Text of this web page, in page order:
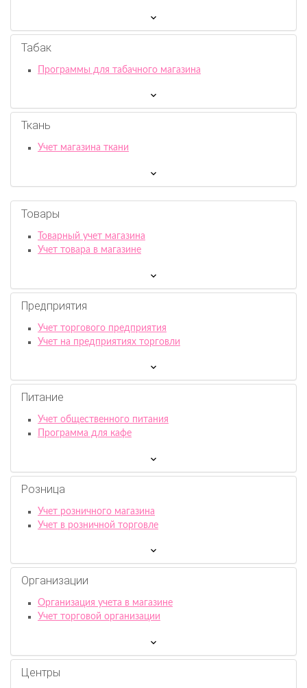
Табак
Программы для табачного магазина
Ткань
Учет магазина ткани
Товары
Товарный учет магазина
Учет товара в магазине
Предприятия
Учет торгового предприятия
Учет на предприятиях торговли
Питание
Учет общественного питания
Программа для кафе
Розница
Учет розничного магазина
Учет в розничной торговле
Организации
Организация учета в магазине
Учет торговой организации
Центры